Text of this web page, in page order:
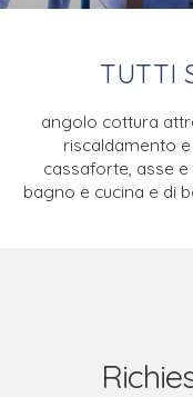
TUTTI
angolo cottura
riscaldamento
cassaforte, asse
bagno e cucina e di